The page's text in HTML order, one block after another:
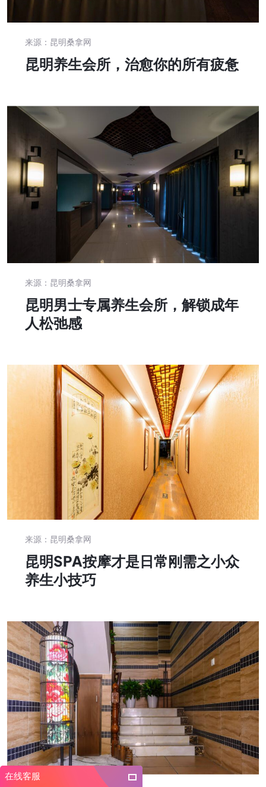
在线客服
来源：昆明桑拿网
昆明养生会所，治愈你的所有疲惫
来源：昆明桑拿网
昆明男士专属养生会所，解锁成年
人松弛感
来源：昆明桑拿网
昆明SPA按摩才是日常刚需之小众
养生小技巧